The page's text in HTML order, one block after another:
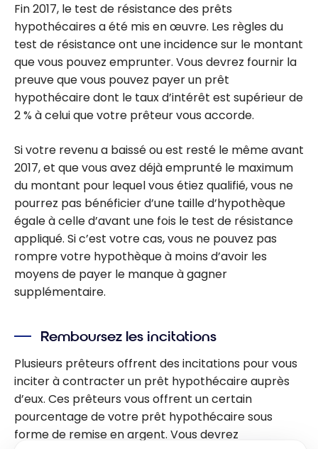
Fin 2017, le test de résistance des prêts
hypothécaires a été mis en œuvre. Les règles du
test de résistance ont une incidence sur le montant
que vous pouvez emprunter. Vous devrez fournir la
preuve que vous pouvez payer un prêt
hypothécaire dont le taux d’intérêt est supérieur de
2 % à celui que votre prêteur vous accorde.
Si votre revenu a baissé ou est resté le même avant
2017, et que vous avez déjà emprunté le maximum
du montant pour lequel vous étiez qualifié, vous ne
pourrez pas bénéficier d’une taille d’hypothèque
égale à celle d’avant une fois le test de résistance
appliqué. Si c’est votre cas, vous ne pouvez pas
rompre votre hypothèque à moins d’avoir les
moyens de payer le manque à gagner
supplémentaire.
Remboursez les incitations
Plusieurs prêteurs offrent des incitations pour vous
inciter à contracter un prêt hypothécaire auprès
d’eux. Ces prêteurs vous offrent un certain
pourcentage de votre prêt hypothécaire sous
forme de remise en argent. Vous devrez